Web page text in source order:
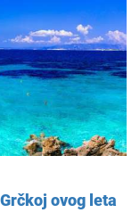
ovog leta